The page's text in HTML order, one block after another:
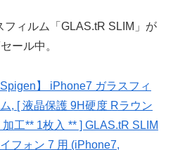
ィルム「GLAS.tR SLIM」が
ール中。
Spigen】 iPhone7 ガラスフィ
, [ 液晶保護 9H硬度 Rラウン
加工** 1枚入 ** ] GLAS.tR SLIM
フォン 7 用 (iPhone7,